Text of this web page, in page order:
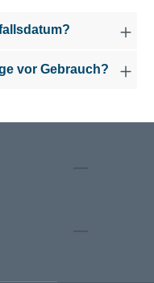
vor Gebrauch?